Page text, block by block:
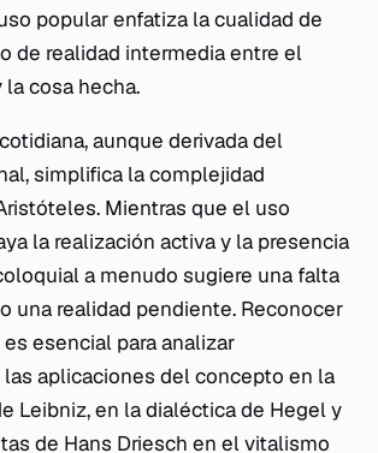
popular enfatiza la cualidad de
de realidad intermedia entre el
cosa hecha.
aunque derivada del
simplifica la complejidad
Mientras que el uso
la realización activa y la presencia
a menudo sugiere una falta
una realidad pendiente. Reconocer
esencial para analizar
aplicaciones del concepto en la
Leibniz, en la dialéctica de Hegel y
de Hans Driesch en el vitalismo